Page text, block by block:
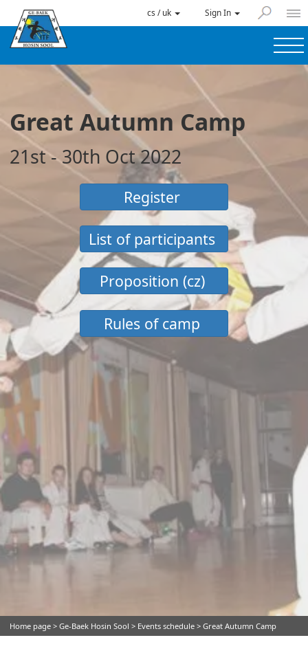
cs / uk Sign In
Great Autumn Camp
21st - 30th Oct 2022
Register
List of participants
Proposition (cz)
Rules of camp
Home page > Ge-Baek Hosin Sool > Events schedule > Great Autumn Camp